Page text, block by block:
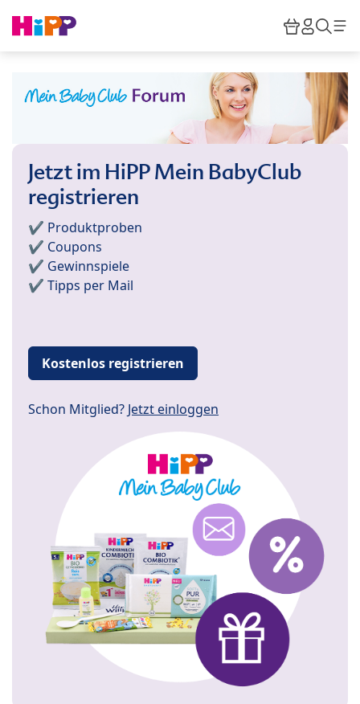
HiPP
Jetzt im HiPP Mein BabyClub
registrieren
✔️ Produktproben
✔️ Coupons
✔️ Gewinnspiele
✔️ Tipps per Mail
Kostenlos registrieren
Schon Mitglied? Jetzt einloggen